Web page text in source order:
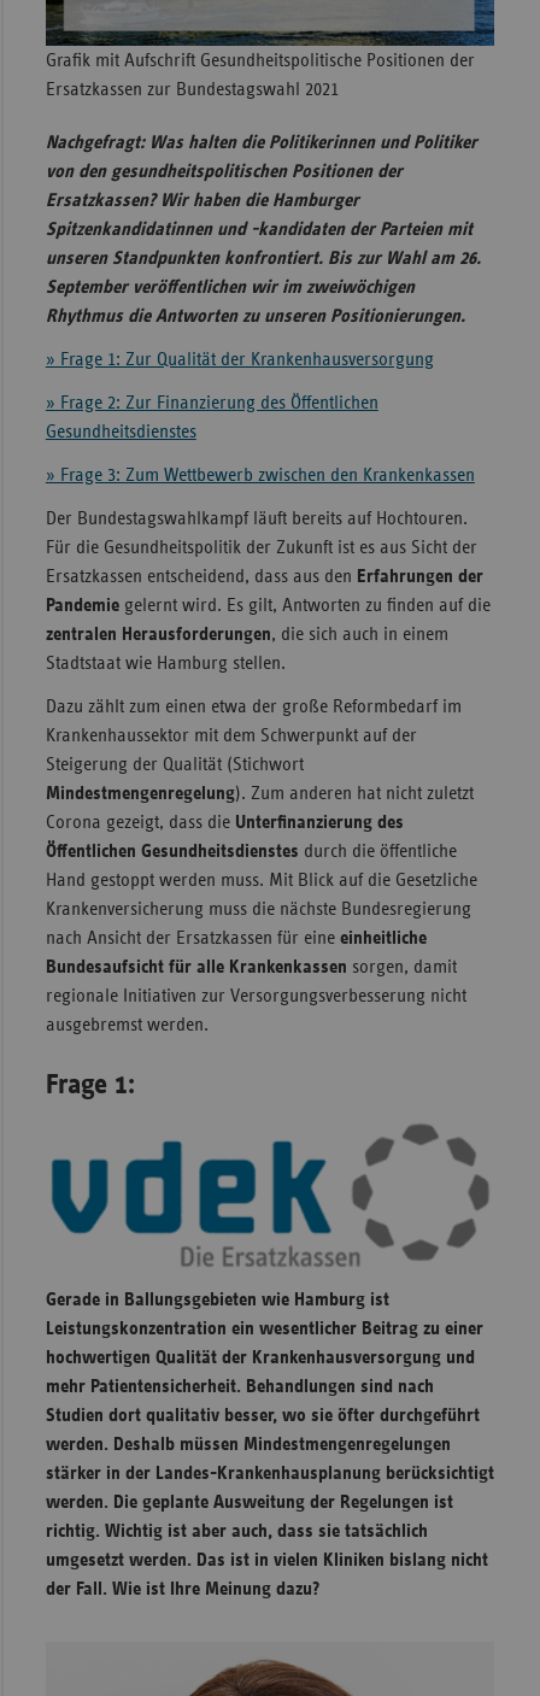
Grafik mit Aufschrift Gesundheitspolitische Positionen der
Ersatzkassen zur Bundestagswahl 2021
Nachgefragt: Was halten die Politikerinnen und Politiker
von den gesundheitspolitischen Positionen der
Ersatzkassen? Wir haben die Hamburger
Spitzenkandidatinnen und -kandidaten der Parteien mit
unseren Standpunkten konfrontiert. Bis zur Wahl am 26.
September veröffentlichen wir im zweiwöchigen
Rhythmus die Antworten zu unseren Positionierungen.
» Frage 1: Zur Qualität der Krankenhausversorgung
» Frage 2: Zur Finanzierung des Öffentlichen
Gesundheitsdienstes
» Frage 3: Zum Wettbewerb zwischen den Krankenkassen
Der Bundestagswahlkampf läuft bereits auf Hochtouren.
Für die Gesundheitspolitik der Zukunft ist es aus Sicht der
Ersatzkassen entscheidend, dass aus den Erfahrungen der
Pandemiegelernt wird. Es gilt, Antworten zu finden auf die
zentralen Herausforderungen, die sich auch in einem
Stadtstaat wie Hamburg stellen.
Dazu zählt zum einen etwa der große Reformbedarf im
Krankenhaussektor mit dem Schwerpunkt auf der
Steigerung der Qualität (Stichwort
Mindestmengenregelung). Zum anderen hat nicht zuletzt
Corona gezeigt, dass die Unterfinanzierung des
Öffentlichen Gesundheitsdienstes durch die öffentliche
Hand gestoppt werden muss. Mit Blick auf die Gesetzliche
Krankenversicherung muss die nächste Bundesregierung
nach Ansicht der Ersatzkassen für eine einheitliche
Bundesaufsicht für alle Krankenkassen sorgen, damit
regionale Initiativen zur Versorgungsverbesserung nicht
ausgebremst werden.
Frage 1:
Gerade in Ballungsgebieten wie Hamburg ist
Leistungskonzentration ein wesentlicher Beitrag zu einer
hochwertigen Qualität der Krankenhausversorgung und
mehr Patientensicherheit. Behandlungen sind nach
Studien dort qualitativ besser, wo sie öfter durchgeführt
werden. Deshalb müssen Mindestmengenregelungen
stärker in der Landes-Krankenhausplanung berücksichtigt
werden. Die geplante Ausweitung der Regelungen ist
richtig. Wichtig ist aber auch, dass sie tatsächlich
umgesetzt werden. Das ist in vielen Kliniken bislang nicht
der Fall. Wie ist Ihre Meinung dazu?